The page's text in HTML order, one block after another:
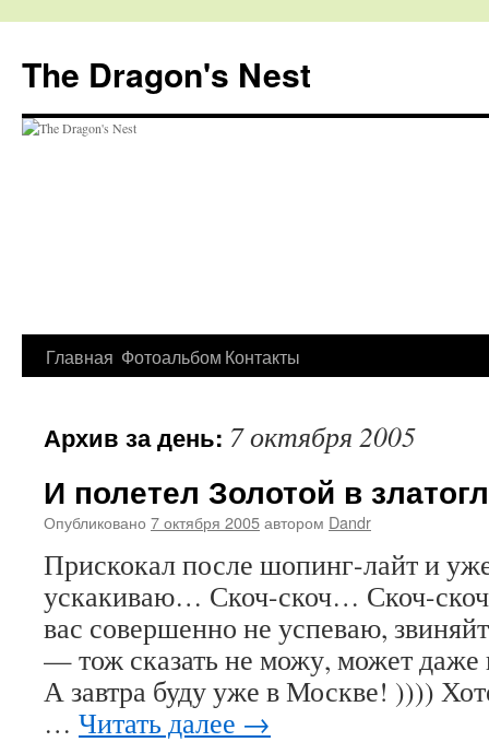
The Dragon's Nest
Перейти
содержимому
Главная Фотоальбом Контакты
Архив за день: 7 октября 2005
И полетел Золотой в
Опубликовано 7 октября 2005автором Dandr
Прискокал после шопинг-лайт и
ускакиваю… Скоч-скоч… Скоч-
вас совершенно не успеваю,
— тож сказать не можу, может даже
А завтра буду уже в Москве! ))))
… Читать далее →